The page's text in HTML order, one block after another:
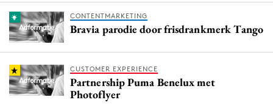
CONTENTMARKETING
Bravia parodie door frisdrankmerk Tango
CUSTOMER EXPERIENCE
Partnership Puma Benelux met
Photoflyer